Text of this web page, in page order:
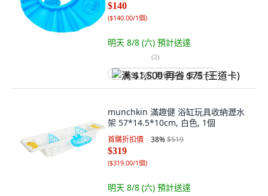
$140
($140.00/1個)
明天 8/8 (六) 預計送達
(2)
满 $1,500 再省 $75 (王道卡)
munchkin 滿趣健 浴缸玩具收納瀝水
架 57*14.5*10cm, 白色, 1個
首購折扣價 38%$519
$319
($319.00/1個)
明天 8/8 (六) 預計送達